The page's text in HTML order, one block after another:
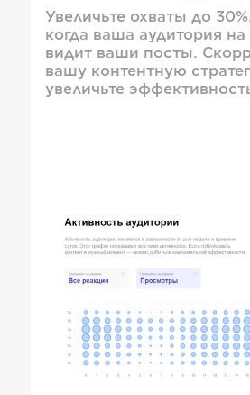
Увеличьте охваты до
когда ваша аудитория
видит ваши посты.
вашу контентную
увеличьте